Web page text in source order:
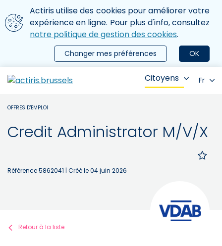
Aller au contenu principal
Nous utilisons des cookies
Actiris utilise des cookies pour améliorer votre
expérience en ligne. Pour plus d'info, consultez
notre politique de gestion des cookies.
OK
Changer mes préférences
le menu
Citoyens Fr
OFFRES D'EMPLOI
Credit Administrator M/V/X
Référence 5862041 | Créé le 04 juin 2026
Retour à la liste